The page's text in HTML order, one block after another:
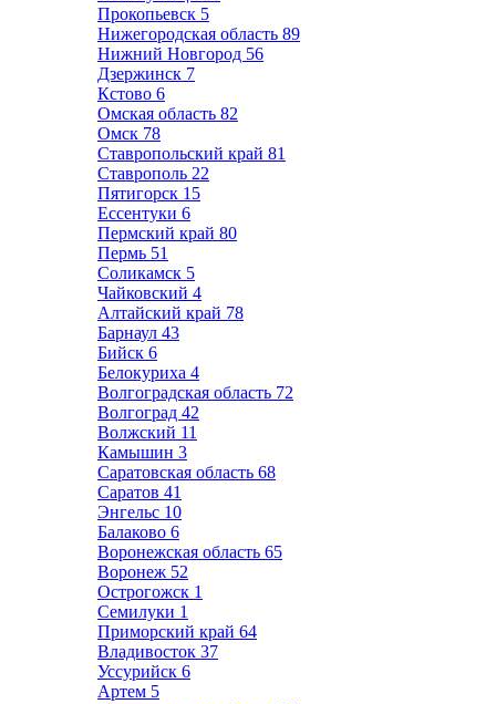
Прокопьевск 5
Нижегородская область 89
Нижний Новгород 56
Дзержинск 7
Кстово 6
Омская область 82
Омск 78
Ставропольский край 81
Ставрополь 22
Пятигорск 15
Ессентуки 6
Пермский край 80
Пермь 51
Соликамск 5
Чайковский 4
Алтайский край 78
Барнаул 43
Бийск 6
Белокуриха 4
Волгоградская область 72
Волгоград 42
Волжский 11
Камышин 3
Саратовская область 68
Саратов 41
Энгельс 10
Балаково 6
Воронежская область 65
Воронеж 52
Острогожск 1
Семилуки 1
Приморский край 64
Владивосток 37
Уссурийск 6
Артем 5